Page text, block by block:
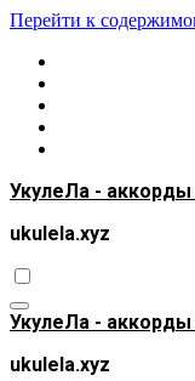
Перейти к
УкулеЛа - аккорды
ukulela.xyz
УкулеЛа - аккорды
ukulela.xyz